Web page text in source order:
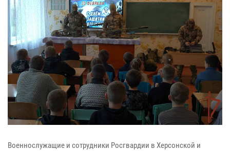
Военнослужащие и сотрудники Росгвардии в Херсонской и